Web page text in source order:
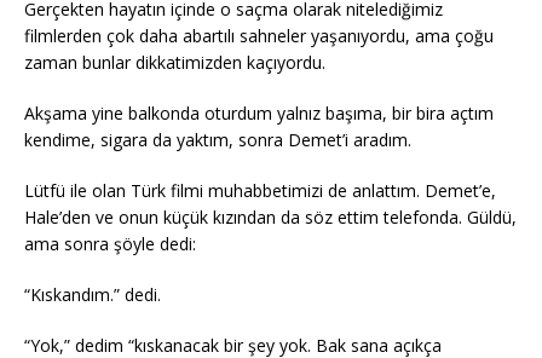
Gerçekten hayatın içinde o saçma olarak nitelediğimiz
filmlerden çok daha abartılı sahneler yaşanıyordu, ama çoğu
zaman bunlar dikkatimizden kaçıyordu.
Akşama yine balkonda oturdum yalnız başıma, bir bira açtım
kendime, sigara da yaktım, sonra Demet’i aradım.
Lütfü ile olan Türk filmi muhabbetimizi de anlattım. Demet’e,
Hale’den ve onun küçük kızından da söz ettim telefonda. Güldü,
ama sonra şöyle dedi:
“Kıskandım.” dedi.
“Yok,” dedim “kıskanacak bir şey yok. Bak sana açıkça